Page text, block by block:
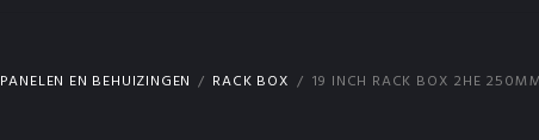
PANELEN EN BEHUIZINGEN RACK BOX 19 INCH RACK BOX 2HE